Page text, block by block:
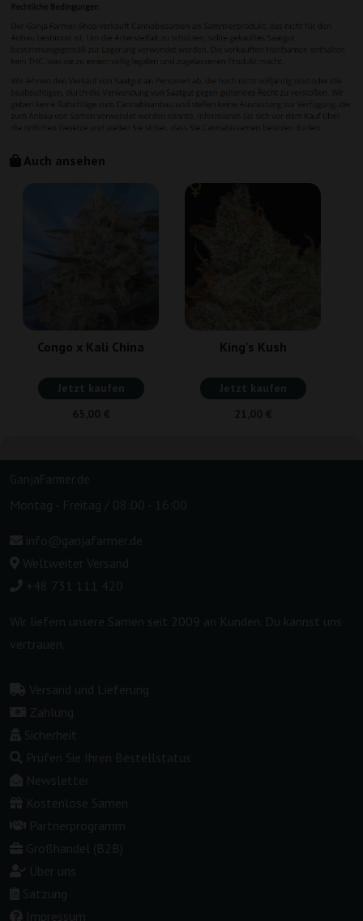
Auch ansehen
Congo x Kali China
Jetzt kaufen
65,00 €
King's Kush
Jetzt kaufen
21,00 €
GanjaFarmer.de
Montag - Freitag / 08:00 - 16:00
info@ganjafarmer.de
Weltweiter Versand
+48 731 111 420
Wir liefern unsere Samen seit 2009 an Kunden. Du kannst uns
vertrauen.
Versand und Lieferung
Zahlung
Sicherheit
Prüfen Sie Ihren Bestellstatus
Newsletter
Kostenlose Samen
Partnerprogramm
Großhandel (B2B)
Über uns
Satzung
Impressum